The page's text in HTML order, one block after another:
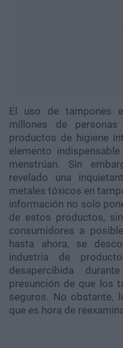
El uso de tampones
millones de
productos de higiene
elemento
menstrúan. Sin
revelado una
metales tóxicos en
información no solo
de estos productos,
consumidores a
hasta ahora, se
industria de
desapercibida
presunción de que los
seguros. No obstante,
que es hora de